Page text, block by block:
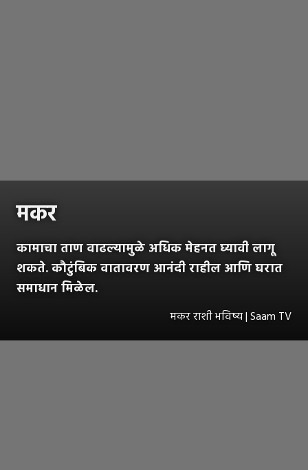
मकर
कामाचा ताण वाढल्यामुळे अधिक मेहनत घ्यावी लागू
शकते. कौटुंबिक वातावरण आनंदी राहील आणि घरात
समाधान मिळेल.
मकर राशी भविष्य | Saam TV